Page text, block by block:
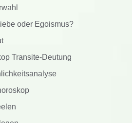
oder Egoismus?
Transite-Deutung